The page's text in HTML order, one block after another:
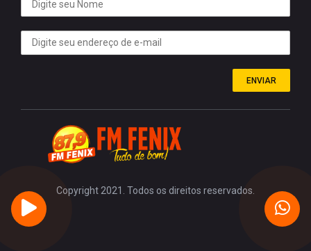
ENVIAR
Copyright 2021. Todos os direitos reservados.